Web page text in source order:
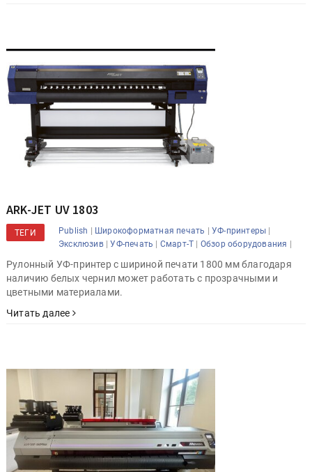
ARK-JET UV 1803
ТЕГИ Publish | Широкоформатная печать |УФ-принтеры |
Эксклюзив|УФ-печать | Смарт-Т | Обзор оборудования |
Рулонный УФ-принтер с шириной печати 1800 мм благодаря
наличию белых чернил может работать с прозрачными и
цветными материалами.
Читать далее